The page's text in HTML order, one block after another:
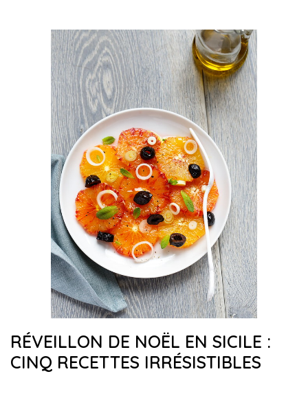
RÉVEILLON DE NOËL EN SICILE :
CINQ RECETTES IRRÉSISTIBLES